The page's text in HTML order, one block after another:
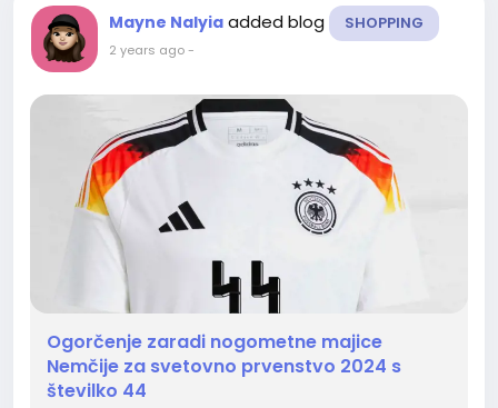
Mayne Nalyia added blog SHOPPING
2 years ago-
Ogorčenje zaradi nogometne majice
Nemčije za svetovno prvenstvo 2024 s
številko 44